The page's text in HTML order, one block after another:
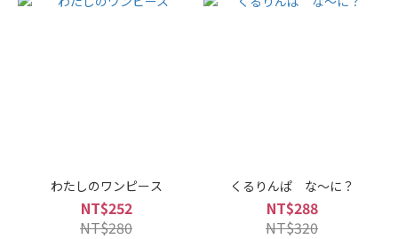
わたしのワンピース
NT$252
NT$280
くるりんぱ な〜に？
NT$288
NT$320